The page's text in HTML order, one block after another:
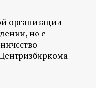
организации
но с